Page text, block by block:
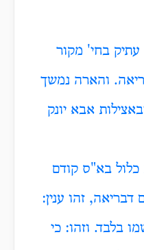
בחי' מקור
והארה נמשך
אבא יונק
בא"ס קודם
זהו ענין:
בלבד. וזהו: כי